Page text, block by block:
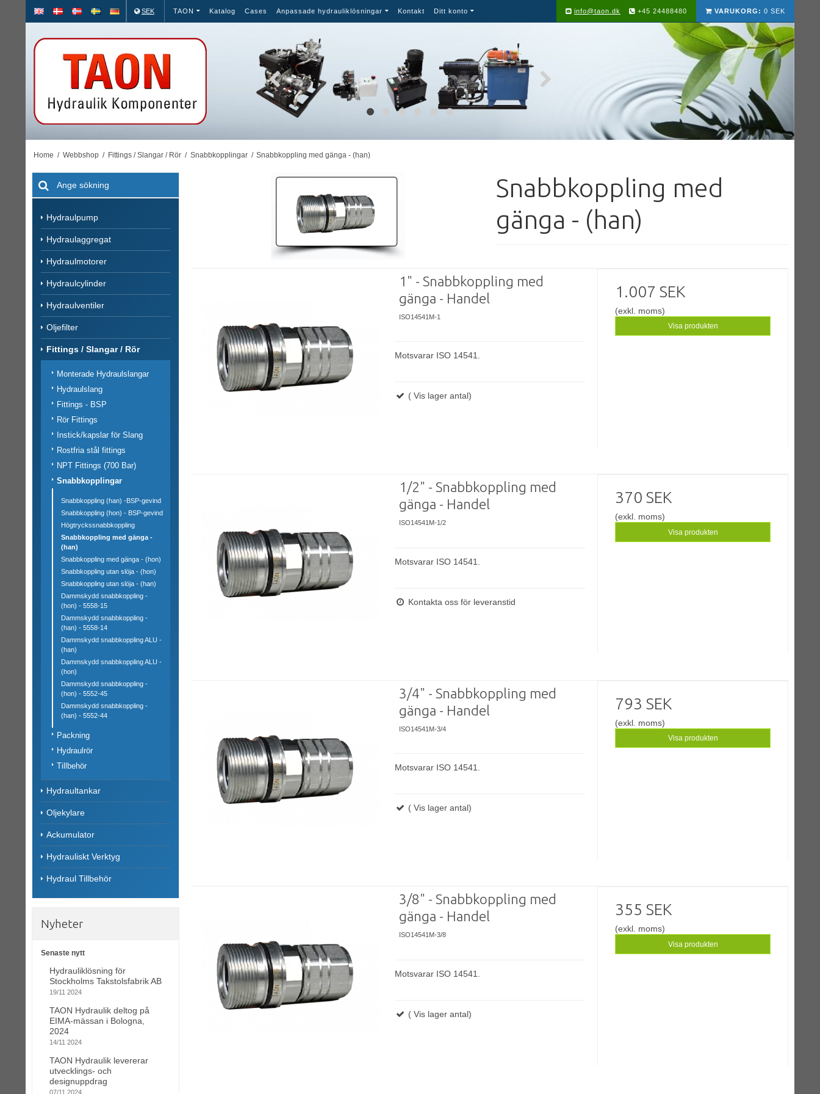
SEK TAON Katalog Cases Anpassade hydrauliklösningar Kontakt Ditt konto VARUKORG: 0 SEK
info@taon.dk +45 24488480
Home / Webbshop / Fittings / Slangar / Rör / Snabbkopplingar / Snabbkoppling med gänga - (han)
Hydraulpump
Hydraulaggregat
Hydraulmotorer
Hydraulcylinder
Hydraulventiler
Oljefilter
Fittings / Slangar / Rör
Monterade Hydraulslangar
Hydraulslang
Fittings - BSP
Rör Fittings
Instick/kapslar för Slang
Rostfria stål fittings
NPT Fittings (700 Bar)
Snabbkopplingar
Snabbkoppling (han) -BSP-gevind
Snabbkoppling (hon) - BSP-gevind
Högtryckssnabbkoppling
Snabbkoppling med gänga -
(han)
Snabbkoppling med gänga - (hon)
Snabbkoppling utan slöja - (hon)
Snabbkoppling utan slöja - (han)
Dammskydd snabbkoppling -
(hon) - 5558-15
Dammskydd snabbkoppling -
(han) - 5558-14
Dammskydd snabbkoppling ALU -
(han)
Dammskydd snabbkoppling ALU -
(hon)
Dammskydd snabbkoppling -
(hon) - 5552-45
Dammskydd snabbkoppling -
(han) - 5552-44
Packning
Hydraulrör
Tillbehör
Hydraultankar
Oljekylare
Ackumulator
Hydrauliskt Verktyg
Hydraul Tillbehör
Nyheter
Senaste nytt
Hydrauliklösning för
Stockholms Takstolsfabrik AB
19/11 2024
TAON Hydraulik deltog på
EIMA-mässan i Bologna,
2024
14/11 2024
TAON Hydraulik levererar
utvecklings- och
designuppdrag
07/11 2024
Snabbkoppling med
gänga - (han)
1" - Snabbkoppling med
gänga - Handel
ISO14541M-1
Motsvarar ISO 14541.
( Vis lager antal)
1.007 SEK
(exkl. moms)
Visa produkten
1/2" - Snabbkoppling med
gänga - Handel
ISO14541M-1/2
Motsvarar ISO 14541.
Kontakta oss för leveranstid
370 SEK
(exkl. moms)
Visa produkten
3/4" - Snabbkoppling med
gänga - Handel
ISO14541M-3/4
Motsvarar ISO 14541.
( Vis lager antal)
793 SEK
(exkl. moms)
Visa produkten
3/8" - Snabbkoppling med
gänga - Handel
ISO14541M-3/8
Motsvarar ISO 14541.
( Vis lager antal)
355 SEK
(exkl. moms)
Visa produkten